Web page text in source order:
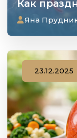
Как
Яна
23.12.2025